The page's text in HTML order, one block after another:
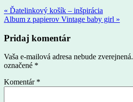
« Ďatelinkový košík – inšpirácia
Album z papierov Vintage baby girl »
Pridaj komentár
Vaša e-mailová adresa nebude zverejnená.
označené *
Komentár *